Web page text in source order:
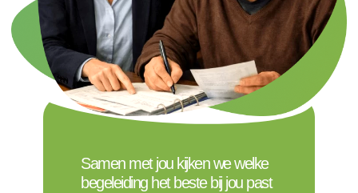
Samen met jou kijken we welke
begeleiding het beste bij jou past